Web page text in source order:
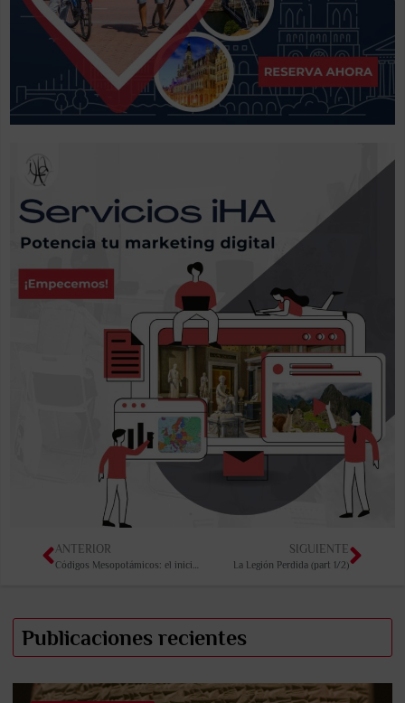
ANTERIOR SIGUIENTE
La Legión Perdida (part 1/2)
Publicaciones recientes